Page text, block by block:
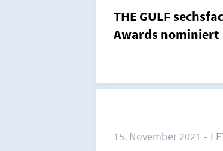
THE GULF
Awards nominiert
15. November 2021